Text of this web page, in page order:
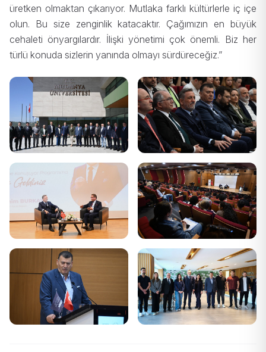
üretken olmaktan çıkarıyor. Mutlaka farklı kültürlerle iç içe
olun. Bu size zenginlik katacaktır. Çağımızın en büyük
cehaleti önyargılardır. İlişki yönetimi çok önemli. Biz her
türlü konuda sizlerin yanında olmayı sürdüreceğiz.”